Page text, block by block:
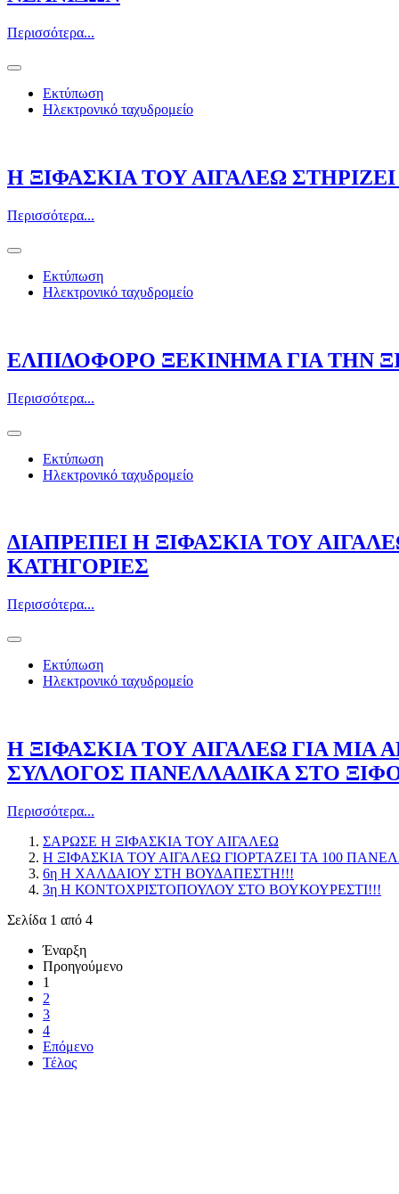
Περισσότερα...
Εκτύπωση
Ηλεκτρονικό ταχυδρομείο
Η ΞΙΦΑΣΚΙΑ ΤΟΥ ΑΙΓΑΛΕΩ
Περισσότερα...
Εκτύπωση
Ηλεκτρονικό ταχυδρομείο
ΕΛΠΙΔΟΦΟΡΟ ΞΕΚΙΝΗΜΑ ΓΙΑ ΤΗΝ
Περισσότερα...
Εκτύπωση
Ηλεκτρονικό ταχυδρομείο
ΔΙΑΠΡΕΠΕΙ Η ΞΙΦΑΣΚΙΑ ΤΟΥ
ΚΑΤΗΓΟΡΙΕΣ
Περισσότερα...
Εκτύπωση
Ηλεκτρονικό ταχυδρομείο
Η ΞΙΦΑΣΚΙΑ ΤΟΥ ΑΙΓΑΛΕΩ ΓΙΑ
ΣΥΛΛΟΓΟΣ ΠΑΝΕΛΛΑΔΙΚΑ ΣΤΟ
Περισσότερα...
ΣΑΡΩΣΕ Η ΞΙΦΑΣΚΙΑ ΤΟΥ ΑΙΓΑΛΕΩ
Η ΞΙΦΑΣΚΙΑ ΤΟΥ ΑΙΓΑΛΕΩ ΓΙΟΡΤΑΖΕΙ ΤΑ 100
6η Η ΧΑΛΔΑΙΟΥ ΣΤΗ ΒΟΥΔΑΠΕΣΤΗ!!!
3η Η ΚΟΝΤΟΧΡΙΣΤΟΠΟΥΛΟΥ ΣΤΟ ΒΟΥΚΟΥΡΕΣTΙ!!!
Σελίδα 1 από 4
Έναρξη
Προηγούμενο
1
2
3
4
Επόμενο
Τέλος